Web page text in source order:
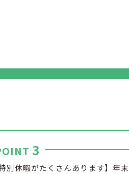
3
特別休暇がたくさんあります】年末